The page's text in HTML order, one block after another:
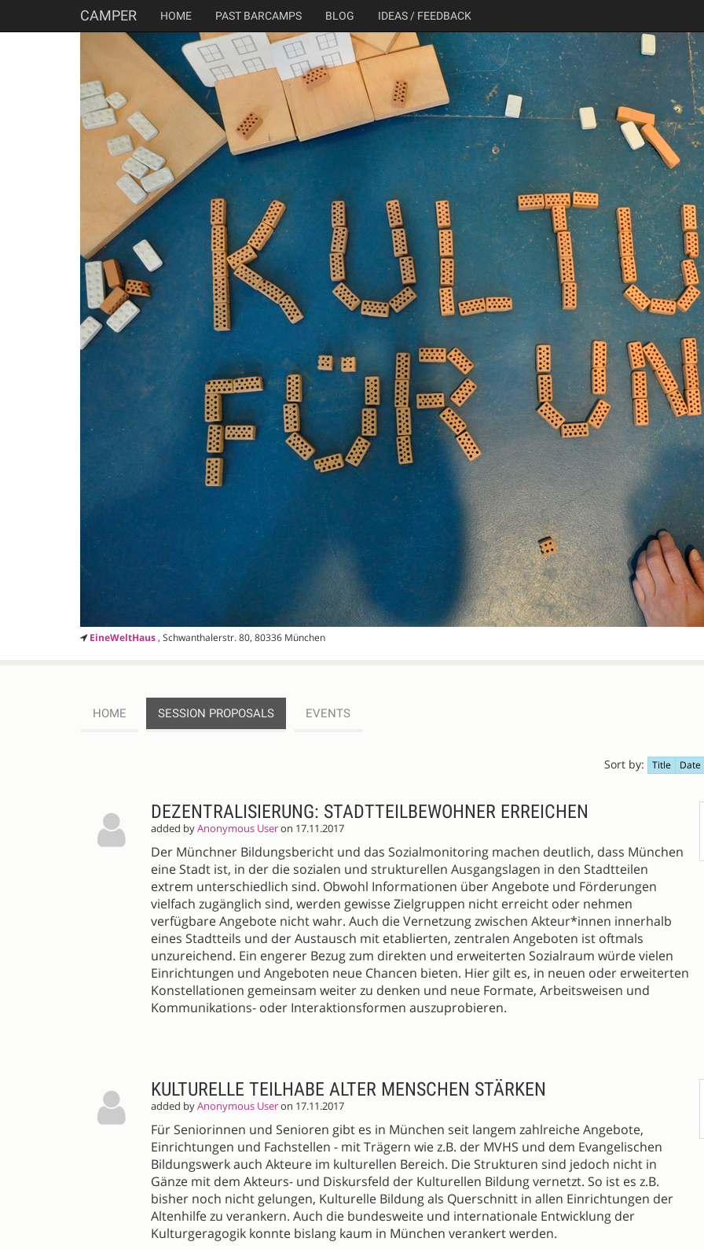
CAMPER HOME PAST BARCAMPS BLOG IDEAS / FEEDBACK
EineWeltHaus, Schwanthalerstr. 80, 80336 München
HOME SESSION PROPOSALS EVENTS
Sort by: Title Date
DEZENTRALISIERUNG: STADTTEILBEWOHNER ERREICHEN
added byAnonymous Useron 17.11.2017
Der Münchner Bildungsbericht und das Sozialmonitoring machen deutlich, dass München
eine Stadt ist, in der die sozialen und strukturellen Ausgangslagen in den Stadtteilen
extrem unterschiedlich sind. Obwohl Informationen über Angebote und Förderungen
vielfach zugänglich sind, werden gewisse Zielgruppen nicht erreicht oder nehmen
verfügbare Angebote nicht wahr. Auch die Vernetzung zwischen Akteur*innen innerhalb
eines Stadtteils und der Austausch mit etablierten, zentralen Angeboten ist oftmals
unzureichend. Ein engerer Bezug zum direkten und erweiterten Sozialraum würde vielen
Einrichtungen und Angeboten neue Chancen bieten. Hier gilt es, in neuen oder erweiterten
Konstellationen gemeinsam weiter zu denken und neue Formate, Arbeitsweisen und
Kommunikations- oder Interaktionsformen auszuprobieren.
KULTURELLE TEILHABE ALTER MENSCHEN STÄRKEN
added byAnonymous Useron 17.11.2017
Für Seniorinnen und Senioren gibt es in München seit langem zahlreiche Angebote,
Einrichtungen und Fachstellen - mit Trägern wie z.B. der MVHS und dem Evangelischen
Bildungswerk auch Akteure im kulturellen Bereich. Die Strukturen sind jedoch nicht in
Gänze mit dem Akteurs- und Diskursfeld der Kulturellen Bildung vernetzt. So ist es z.B.
bisher noch nicht gelungen, Kulturelle Bildung als Querschnitt in allen Einrichtungen der
Altenhilfe zu verankern. Auch die bundesweite und internationale Entwicklung der
Kulturgeragogik konnte bislang kaum in München verankert werden.